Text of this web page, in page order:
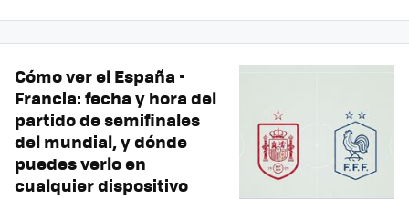
Cómo ver el España -
Francia: fecha y hora del
partido de semifinales
del mundial, y dónde
puedes verlo en
cualquier dispositivo